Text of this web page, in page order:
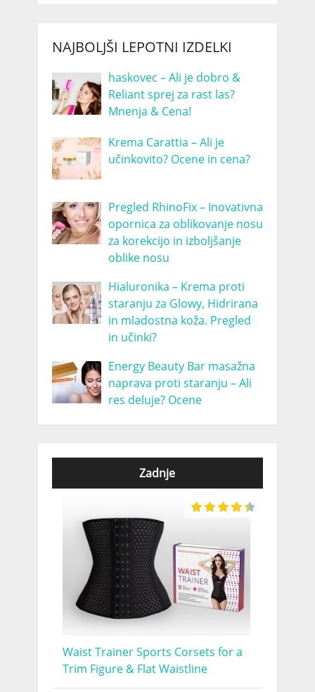
NAJBOLJŠI LEPOTNI IZDELKI
haskovec – Ali je dobro &
Reliant sprej za rast las?
Mnenja & Cena!
Krema Carattia – Ali je
učinkovito? Ocene in cena?
Pregled RhinoFix – Inovativna
opornica za oblikovanje nosu
za korekcijo in izboljšanje
oblike nosu
Hialuronika – Krema proti
staranju za Glowy, Hidrirana
in mladostna koža. Pregled
in učinki?
Energy Beauty Bar masažna
naprava proti staranju – Ali
res deluje? Ocene
Zadnje
Waist Trainer Sports Corsets for a
Trim Figure & Flat Waistline